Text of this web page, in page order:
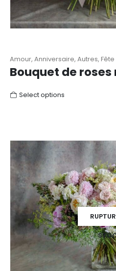
Amour, Anniversaire, Autres, Fête des Mères
Bouquet de roses
Select options